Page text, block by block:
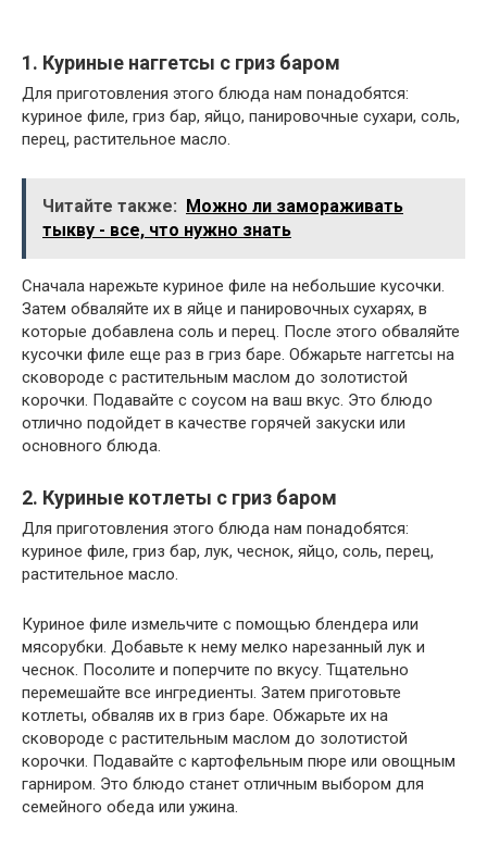
1. Куриные наггетсы с гриз баром
Для приготовления этого блюда нам понадобятся:
куриное филе, гриз бар, яйцо, панировочные сухари, соль,
перец, растительное масло.
Читайте также: Можно ли замораживать
тыкву - все, что нужно знать
Сначала нарежьте куриное филе на небольшие кусочки.
Затем обваляйте их в яйце и панировочных сухарях, в
которые добавлена соль и перец. После этого обваляйте
кусочки филе еще раз в гриз баре. Обжарьте наггетсы на
сковороде с растительным маслом до золотистой
корочки. Подавайте с соусом на ваш вкус. Это блюдо
отлично подойдет в качестве горячей закуски или
основного блюда.
2. Куриные котлеты с гриз баром
Для приготовления этого блюда нам понадобятся:
куриное филе, гриз бар, лук, чеснок, яйцо, соль, перец,
растительное масло.
Куриное филе измельчите с помощью блендера или
мясорубки. Добавьте к нему мелко нарезанный лук и
чеснок. Посолите и поперчите по вкусу. Тщательно
перемешайте все ингредиенты. Затем приготовьте
котлеты, обваляв их в гриз баре. Обжарьте их на
сковороде с растительным маслом до золотистой
корочки. Подавайте с картофельным пюре или овощным
гарниром. Это блюдо станет отличным выбором для
семейного обеда или ужина.